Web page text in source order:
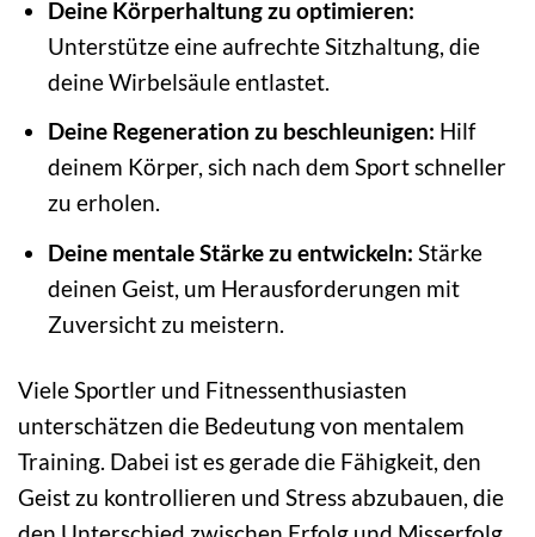
Deine Körperhaltung zu optimieren:
Unterstütze eine aufrechte Sitzhaltung, die
deine Wirbelsäule entlastet.
Deine Regeneration zu beschleunigen: Hilf
deinem Körper, sich nach dem Sport schneller
zu erholen.
Deine mentale Stärke zu entwickeln: Stärke
deinen Geist, um Herausforderungen mit
Zuversicht zu meistern.
Viele Sportler und Fitnessenthusiasten
unterschätzen die Bedeutung von mentalem
Training. Dabei ist es gerade die Fähigkeit, den
Geist zu kontrollieren und Stress abzubauen, die